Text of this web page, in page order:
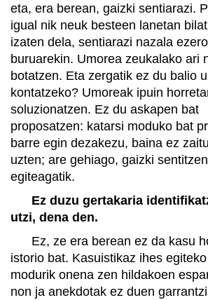
eta, era berean, gaizki sentiarazi.
igual nik neuk besteen lanetan
izaten dela, sentiarazi nazala
buruarekin. Umorea zeukalako ari
botatzen. Eta zergatik ez du balio
kontatzeko? Umoreak ipuin
soluzionatzen. Ez du askapen bat
proposatzen: katarsi moduko bat
barre egin dezakezu, baina ez
uzten; are gehiago, gaizki
egiteagatik.
Ez duzu gertakaria
utzi, dena den.
Ez, ze era berean ez da kasu
istorio bat. Kasuistikaz ihes
modurik onena zen hildakoen
non ja anekdotak ez duen